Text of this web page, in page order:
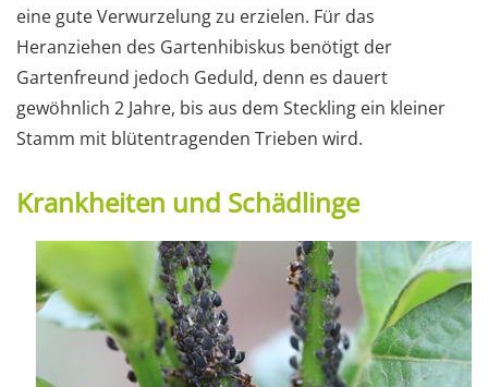
eine gute Verwurzelung zu erzielen. Für das
Heranziehen des Gartenhibiskus benötigt der
Gartenfreund jedoch Geduld, denn es dauert
gewöhnlich 2 Jahre, bis aus dem Steckling ein kleiner
Stamm mit blütentragenden Trieben wird.
Krankheiten und Schädlinge